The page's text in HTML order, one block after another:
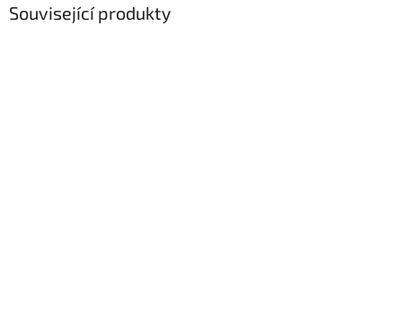
Související produkty